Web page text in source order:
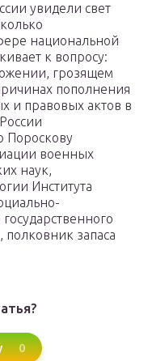
увидели свет
национальной
к вопросу:
грозящем
пополнения
и правовых актов в
Пороскову
военных
наук,
Института
полковник запаса
0